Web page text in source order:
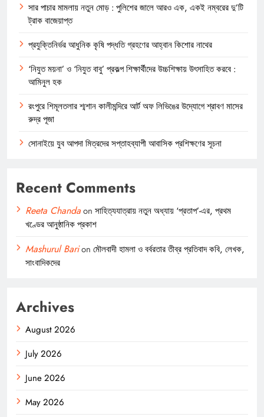
সার পাচার মামলায় নতুন মোড় : পুলিশের জালে আরও এক, একই নম্বরের দু’টি
ট্রাক বাজেয়াপ্ত
প্রযুক্তিনির্ভর আধুনিক কৃষি পদ্ধতি গ্রহণের আহ্বান কিশোর নাথের
‘নিযুত ময়না’ ও ‘নিযুত বাবু’ প্রকল্প শিক্ষার্থীদের উচ্চশিক্ষায় উৎসাহিত করবে :
আমিনুল হক
রংপুরে শিমূলতলার শ্মশান কালীমন্দিরে আর্ট অফ লিভিঙের উদ্যোগে শ্রাবণ মাসের
রুদ্র পূজা
সোনাইয়ে যুব আপদা মিত্রদের সপ্তাহব্যাপী আবাসিক প্রশিক্ষণের সূচনা
Recent Comments
Reeta Chandaon সাহিত্যযাত্রায় নতুন অধ্যায় ‘প্রতাপ’-এর, প্রথম
খণ্ডের আনুষ্ঠানিক প্রকাশ
Mashurul Barion মৌলবাদী হামলা ও বর্বরতার তীব্র প্রতিবাদ কবি, লেখক,
সাংবাদিকদের
Archives
August 2026
July 2026
June 2026
May 2026